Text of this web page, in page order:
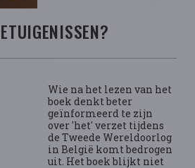
Wie na het lezen van het
boek denkt beter
geïnformeerd te zijn
over 'het' verzet tijdens
de Tweede Wereldoorlog
in België komt bedrogen
uit. Het boek blijkt niet